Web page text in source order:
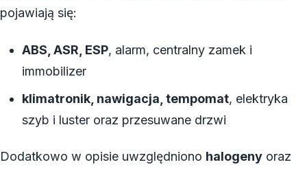
pojawiają się:
ABS, ASR, ESP, alarm, centralny zamek i
immobilizer
klimatronik, nawigacja, tempomat, elektryka
szyb i luster oraz przesuwane drzwi
Dodatkowo w opisie uwzględniono halogeny oraz